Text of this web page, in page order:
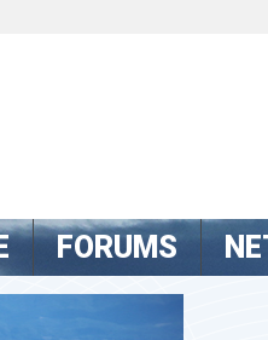
FORUMS